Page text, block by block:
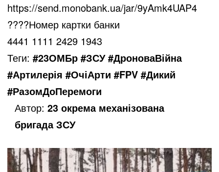
https://send.monobank.ua/jar/9yAmk4UAP4
????Номер картки банки
4441 1111 2429 1943
Теги: #23ОМБр #ЗСУ #ДроноваВійна
#Артилерія #ОчіАрти #FPV #Дикий
#РазомДоПеремоги
Автор: 23 окрема механізована
бригада ЗСУ